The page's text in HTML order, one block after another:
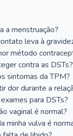
a menstruação?
leva à
método
contra as DSTs?
sintomas da TPM?
dor durante a
para DSTs?
vaginal é normal?
minha vulva é